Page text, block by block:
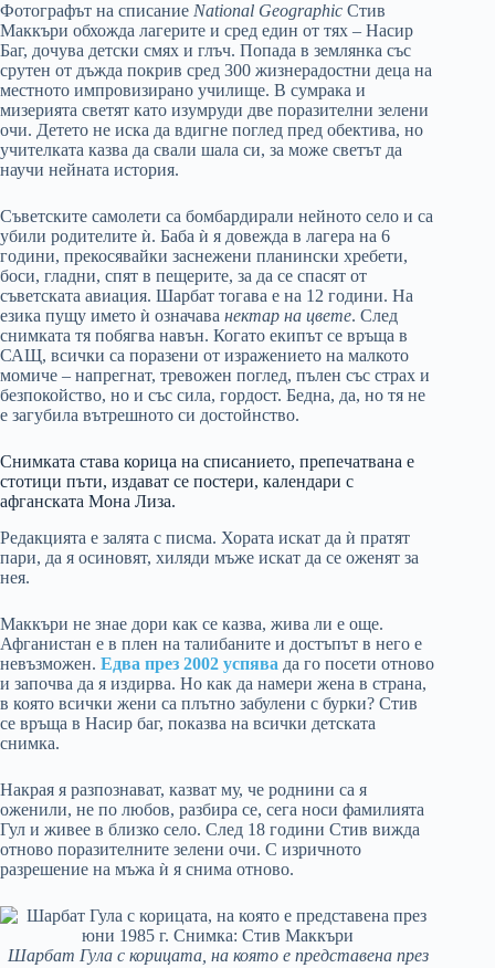
Фотографът на списание National Geographic Стив
Маккъри обхожда лагерите и сред един от тях – Насир
Баг, дочува детски смях и глъч. Попада в землянка със
срутен от дъжда покрив сред 300 жизнерадостни деца на
местното импровизирано училище. В сумрака и
мизерията светят като изумруди две поразителни зелени
очи. Детето не иска да вдигне поглед пред обектива, но
учителката казва да свали шала си, за може светът да
научи нейната история.
Съветските самолети са бомбардирали нейното село и са
убили родителите ѝ. Баба ѝ я довежда в лагера на 6
години, прекосявайки заснежени планински хребети,
боси, гладни, спят в пещерите, за да се спасят от
съветската авиация. Шарбат тогава е на 12 години. На
езика пущу името ѝ означава нектар на цвете. След
снимката тя побягва навън. Когато екипът се връща в
САЩ, всички са поразени от изражението на малкото
момиче – напрегнат, тревожен поглед, пълен със страх и
безпокойство, но и със сила, гордост. Бедна, да, но тя не
е загубила вътрешното си достойнство.
Снимката става корица на списанието, препечатвана е
стотици пъти, издават се постери, календари с
афганската Мона Лиза.
Редакцията е залята с писма. Хората искат да ѝ пратят
пари, да я осиновят, хиляди мъже искат да се оженят за
нея.
Маккъри не знае дори как се казва, жива ли е още.
Афганистан е в плен на талибаните и достъпът в него е
невъзможен. Едва през 2002 успява да го посети отново
и започва да я издирва. Но как да намери жена в страна,
в която всички жени са плътно забулени с бурки? Стив
се връща в Насир баг, показва на всички детската
снимка.
Накрая я разпознават, казват му, че роднини са я
оженили, не по любов, разбира се, сега носи фамилията
Гул и живее в близко село. След 18 години Стив вижда
отново поразителните зелени очи. С изричното
разрешение на мъжа ѝ я снима отново.
Шарбат Гула с корицата, на която е представена през